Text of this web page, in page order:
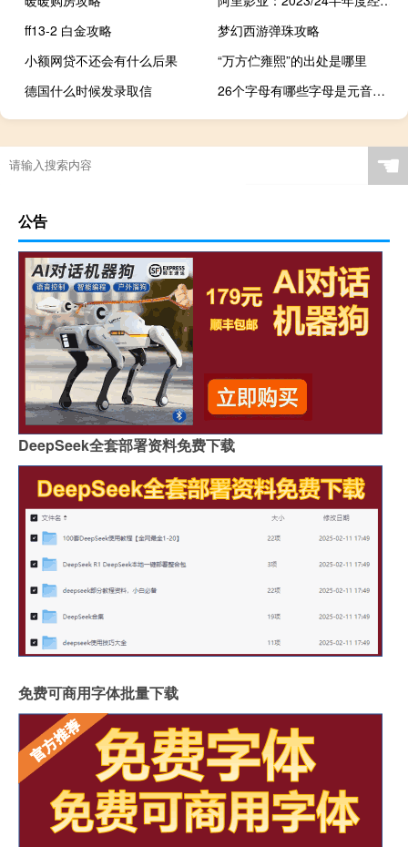
ff13-2 白金攻略
梦幻西游弹珠攻略
小额网贷不还会有什么后果
“万方伫雍熙”的出处是哪里
德国什么时候发录取信
26个字母有哪些字母是元音字母
☚
公告
DeepSeek全套部署资料免费下载
免费可商用字体批量下载